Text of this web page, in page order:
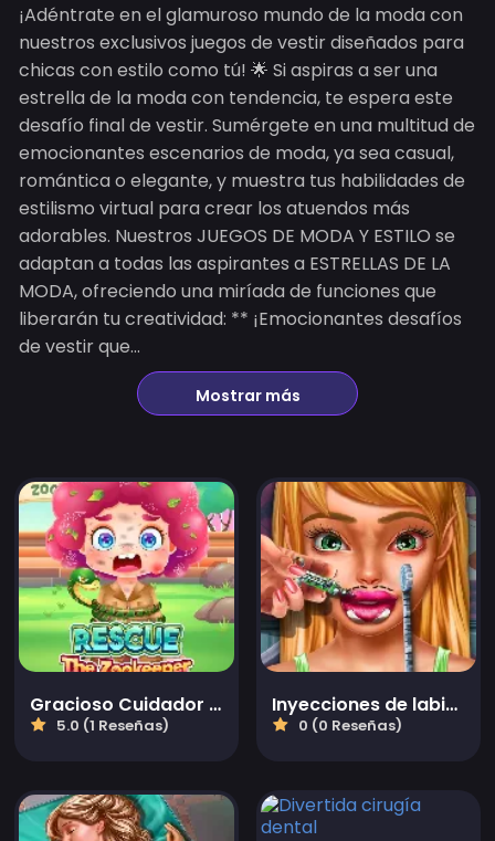
¡Adéntrate en el glamuroso mundo de la moda con
nuestros exclusivos juegos de vestir diseñados para
chicas con estilo como tú! 🌟 Si aspiras a ser una
estrella de la moda con tendencia, te espera este
desafío final de vestir. Sumérgete en una multitud de
emocionantes escenarios de moda, ya sea casual,
romántica o elegante, y muestra tus habilidades de
estilismo virtual para crear los atuendos más
adorables. Nuestros JUEGOS DE MODA Y ESTILO se
adaptan a todas las aspirantes a ESTRELLAS DE LA
MODA, ofreciendo una miríada de funciones que
liberarán tu creatividad: ** ¡Emocionantes desafíos
de vestir que...
Mostrar más
Gracioso Cuidador de Zoológico de Rescate
5.0 (1 Reseñas)
Inyecciones de labios de hada
0 (0 Reseñas)